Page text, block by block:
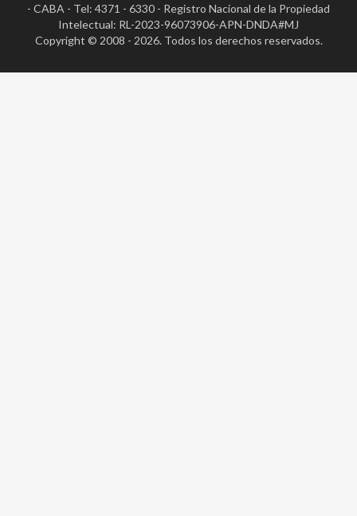
- CABA - Tel: 4371 - 6330 - Registro Nacional de la Propiedad
Intelectual: RL-2023-96073906-APN-DNDA#MJ
Copyright © 2008 - 2026. Todos los derechos reservados.